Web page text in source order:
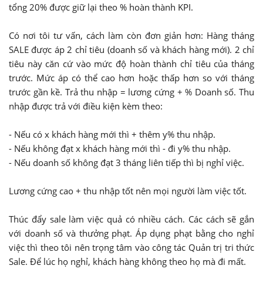
tổng 20% được giữ lại theo % hoàn thành KPI.
Có nơi tôi tư vấn, cách làm còn đơn giản hơn: Hàng tháng
SALE được áp 2 chỉ tiêu (doanh số và khách hàng mới). 2 chỉ
tiêu này căn cứ vào mức độ hoàn thành chỉ tiêu của tháng
trước. Mức áp có thể cao hơn hoặc thấp hơn so với tháng
trước gần kề. Trả thu nhập = lương cứng + % Doanh số. Thu
nhập được trả với điều kiện kèm theo:
- Nếu có x khách hàng mới thì + thêm y% thu nhập.
- Nếu không đạt x khách hàng mới thì - đi y% thu nhập.
- Nếu doanh số không đạt 3 tháng liên tiếp thì bị nghỉ việc.
Lương cứng cao + thu nhập tốt nên mọi người làm việc tốt.
Thúc đẩy sale làm việc quả có nhiều cách. Các cách sẽ gắn
với doanh số và thưởng phạt. Áp dụng phạt bằng cho nghỉ
việc thì theo tôi nên trọng tâm vào công tác Quản trị tri thức
Sale. Để lúc họ nghỉ, khách hàng không theo họ mà đi mất.